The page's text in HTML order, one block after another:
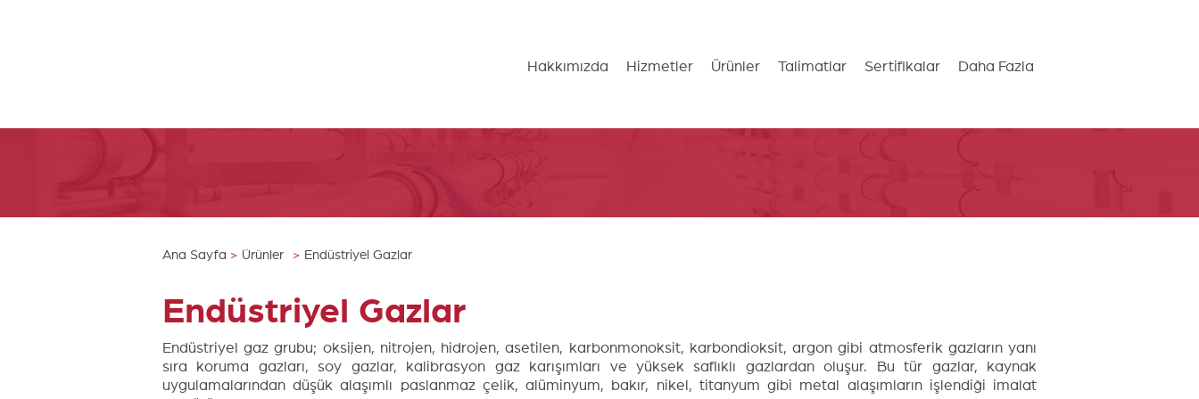
Hakkımızda Hizmetler Ürünler Talimatlar Sertifikalar Daha Fazla
Ana Sayfa > Ürünler > Endüstriyel Gazlar
Endüstriyel Gazlar
Endüstriyel gaz grubu; oksijen, nitrojen, hidrojen, asetilen, karbonmonoksit, karbondioksit, argon gibi atmosferik gazların yanı
sıra koruma gazları, soy gazlar, kalibrasyon gaz karışımları ve yüksek saflıklı gazlardan oluşur. Bu tür gazlar, kaynak
uygulamalarından düşük alaşımlı paslanmaz çelik, alüminyum, bakır, nikel, titanyum gibi metal alaşımların işlendiği imalat